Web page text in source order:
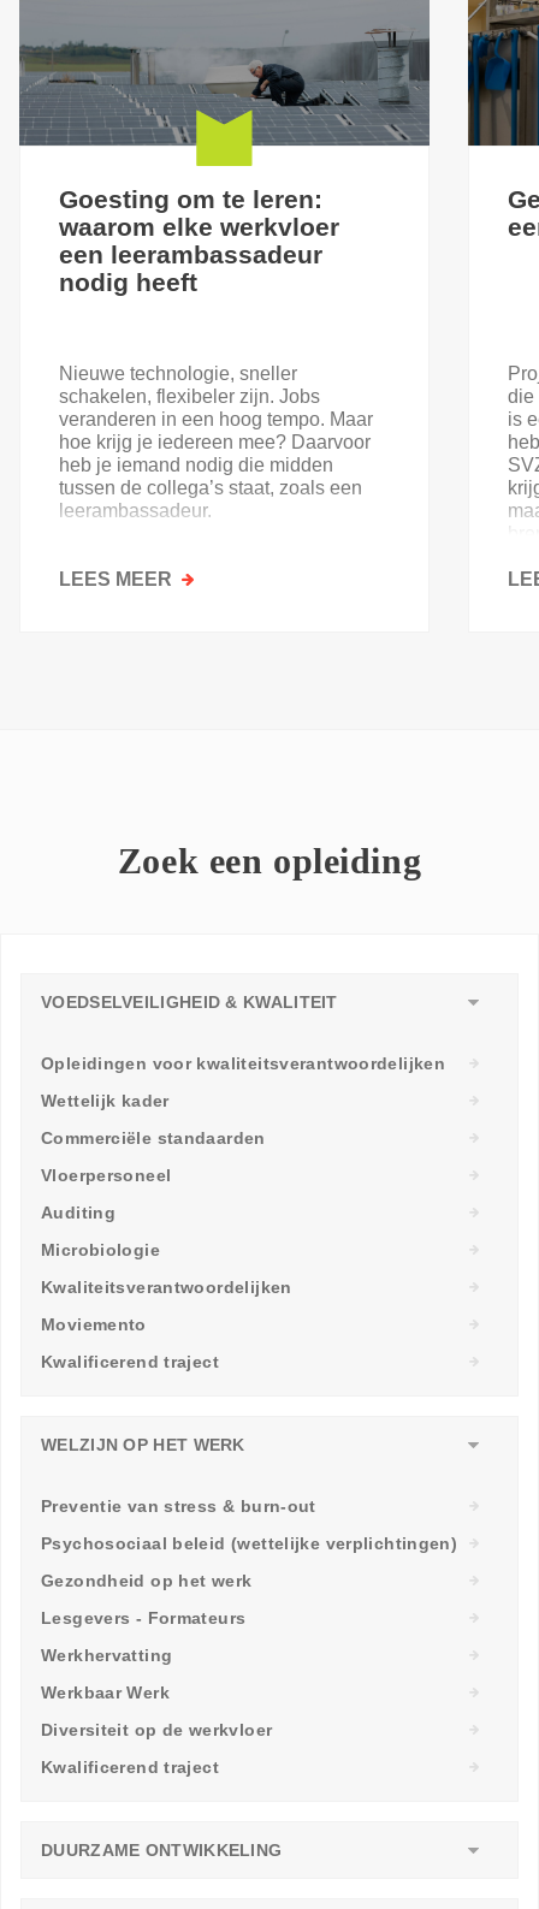
Goesting om te leren:
waarom elke werkvloer
een leerambassadeur
nodig heeft
Nieuwe technologie, sneller
schakelen, flexibeler zijn. Jobs
veranderen in een hoog tempo. Maar
hoe krijg je iedereen mee? Daarvoor
heb je iemand nodig die midden
tussen de collega’s staat, zoals een
leerambassadeur.
LEES MEER OVER
NODIG
die
is
Zoek een opleiding
VOEDSELVEILIGHEID & KWALITEIT
Opleidingen voor kwaliteitsverantwoordelijken
Wettelijk kader
Commerciële standaarden
Vloerpersoneel
Auditing
Microbiologie
Kwaliteitsverantwoordelijken
Moviemento
Kwalificerend traject
WELZIJN OP HET WERK
Preventie van stress & burn-out
Psychosociaal beleid (wettelijke verplichtingen)
Gezondheid op het werk
Lesgevers - Formateurs
Werkhervatting
Werkbaar Werk
Diversiteit op de werkvloer
Kwalificerend traject
DUURZAME ONTWIKKELING